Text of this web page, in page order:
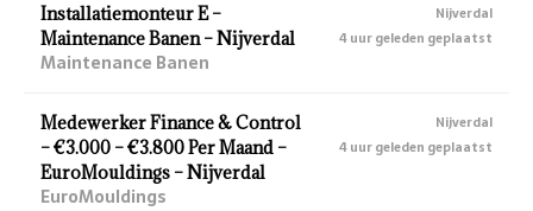
Installatiemonteur E –
Maintenance Banen – Nijverdal
Maintenance Banen
Nijverdal
4 uur geleden geplaatst
Medewerker Finance & Control
– €3.000 – €3.800 Per Maand –
EuroMouldings – Nijverdal
EuroMouldings
Nijverdal
4 uur geleden geplaatst